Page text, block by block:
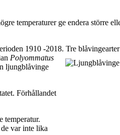
temperaturer ge endera större
1910 -2018. Tre
Polyommatus
ljungblåvinge
Förhållandet
temperatur.
var inte lika